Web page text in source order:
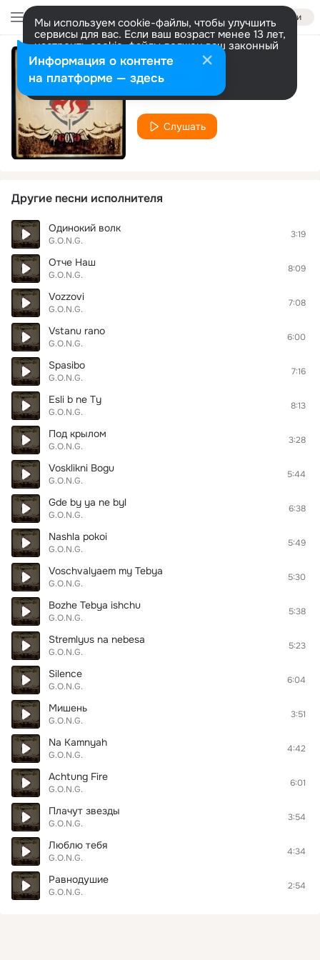
Войти
Мы используем cookie-файлы, чтобы улучшить
сервисы для вас. Если ваш возраст менее 13 лет,
настроить cookie-файлы должен ваш законный
представитель. Больше информации
Разрешить все Настроить
Kak prekrasen Ty
G.O.N.G.
Слушать
Другие песни исполнителя
Одинокий волк
G.O.N.G.
3:19
Отче Наш
G.O.N.G.
8:09
Vozzovi
G.O.N.G.
7:08
Vstanu rano
G.O.N.G.
6:00
Spasibo
G.O.N.G.
7:16
Esli b ne Ty
G.O.N.G.
8:13
Под крылом
G.O.N.G.
3:28
Vosklikni Bogu
G.O.N.G.
5:44
Gde by ya ne byl
G.O.N.G.
6:38
Nashla pokoi
G.O.N.G.
5:49
Voschvalyaem my Tebya
G.O.N.G.
5:30
Bozhe Tebya ishchu
G.O.N.G.
5:38
Stremlyus na nebesa
G.O.N.G.
5:23
Silence
G.O.N.G.
6:04
Мишень
G.O.N.G.
3:51
Na Kamnyah
G.O.N.G.
4:42
Achtung Fire
G.O.N.G.
6:01
Плачут звезды
G.O.N.G.
3:54
Люблю тебя
G.O.N.G.
4:34
Равнодушие
G.O.N.G.
2:54
Информация о контенте
на платформе — здесь